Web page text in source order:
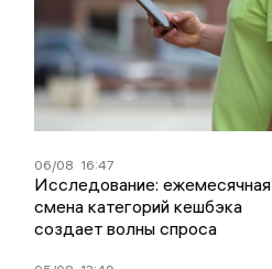
06/08 16:47
Исследование: ежемесячная
смена категорий кешбэка
создает волны спроса